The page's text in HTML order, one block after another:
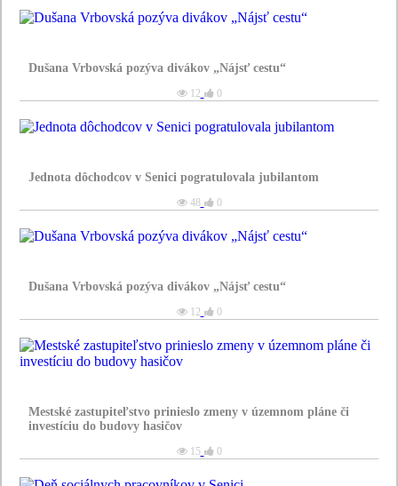
Dušana Vrbovská pozýva divákov „Nájsť cestu“
12 0
Jednota dôchodcov v Senici pogratulovala jubilantom
48 0
Dušana Vrbovská pozýva divákov „Nájsť cestu“
12 0
Mestské zastupiteľstvo prinieslo zmeny v územnom pláne či
investíciu do budovy hasičov
15 0